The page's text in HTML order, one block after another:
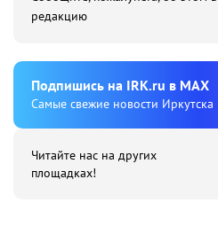
редакцию
Подпишиcь на IRK.ru в MAX
Cамые свежие новости Иркутска
Читайте нас на других
площадках!